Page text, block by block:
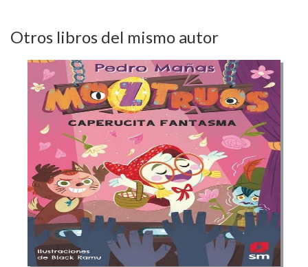
Otros libros del mismo autor